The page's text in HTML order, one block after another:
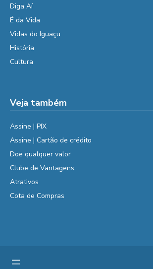
Diga Aí
É da Vida
Vidas do Iguaçu
História
Cultura
Veja também
Assine | PIX
Assine | Cartão de crédito
Doe qualquer valor
Clube de Vantagens
Atrativos
Cota de Compras